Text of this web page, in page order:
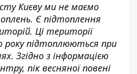
Києву ми не маємо
Є підтоплення
Ці території
року підтоплюються при
Згідно з інформацією
пік весняної повені